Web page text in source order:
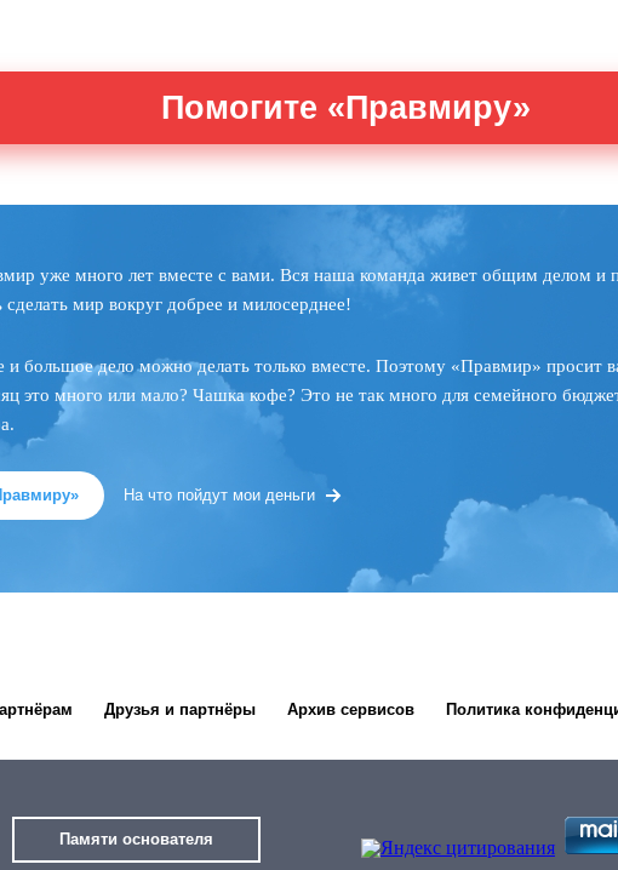
Помогите «Правмиру»
уже много лет вместе с вами. Вся наша команда живет общим делом и
сделать мир вокруг добрее и милосерднее!
и большое дело можно делать только вместе. Поэтому «Правмир» просит
это много или мало? Чашка кофе? Это не так много для семейного
На что пойдут мои деньги
Друзья и партнёры Архив сервисов Политика
Памяти основателя